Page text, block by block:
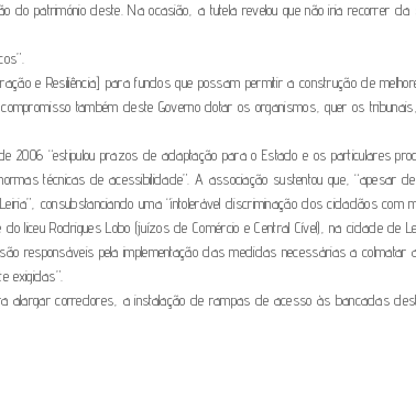
do património deste. Na ocasião, a tutela revelou que não iria recorrer da
e Resiliência] para fundos que possam permitir a construção de
também deste Governo dotar os organismos, quer os
2006 “estipulou prazos de adaptação para o Estado e os particulares
técnicas de acessibilidade”. A associação sustentou que, “apesar
consubstanciando uma “intolerável discriminação dos cidadãos com
liceu Rodrigues Lobo (juízos de Comércio e Central Cível), na cidade de
responsáveis pela implementação das medidas necessárias a colmatar
exigidas”.
alargar corredores, a instalação de rampas de acesso às bancadas